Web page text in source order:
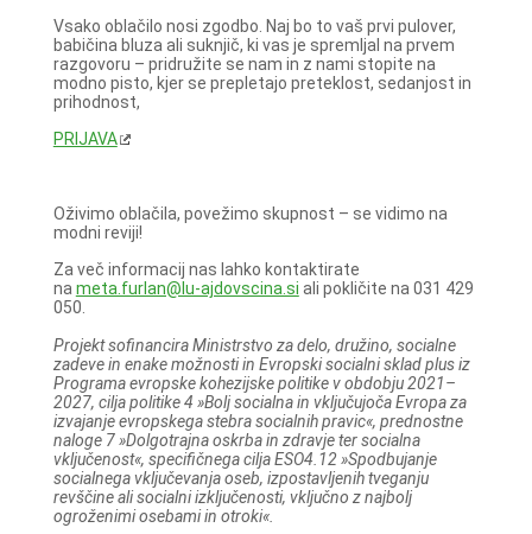
Vsako oblačilo nosi zgodbo. Naj bo to vaš prvi pulover,
babičina bluza ali suknjič, ki vas je spremljal na prvem
razgovoru – pridružite se nam in z nami stopite na
modno pisto, kjer se prepletajo preteklost, sedanjost in
prihodnost,
PRIJAVA
Oživimo oblačila, povežimo skupnost – se vidimo na
modni reviji!
Za več informacij nas lahko kontaktirate
nameta.furlan@lu-ajdovscina.si ali pokličite na 031 429
050.
Projekt sofinancira Ministrstvo za delo, družino, socialne
zadeve in enake možnosti in Evropski socialni sklad plus iz
Programa evropske kohezijske politike v obdobju 2021–
2027, cilja politike 4 »Bolj socialna in vključujoča Evropa za
izvajanje evropskega stebra socialnih pravic«, prednostne
naloge 7 »Dolgotrajna oskrba in zdravje ter socialna
vključenost«, specifičnega cilja ESO4.12 »Spodbujanje
socialnega vključevanja oseb, izpostavljenih tveganju
revščine ali socialni izključenosti, vključno z najbolj
ogroženimi osebami in otroki«.